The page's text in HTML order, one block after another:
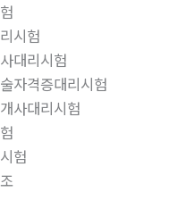
시험
대리시험
자격증대리시험
사대리시험
험